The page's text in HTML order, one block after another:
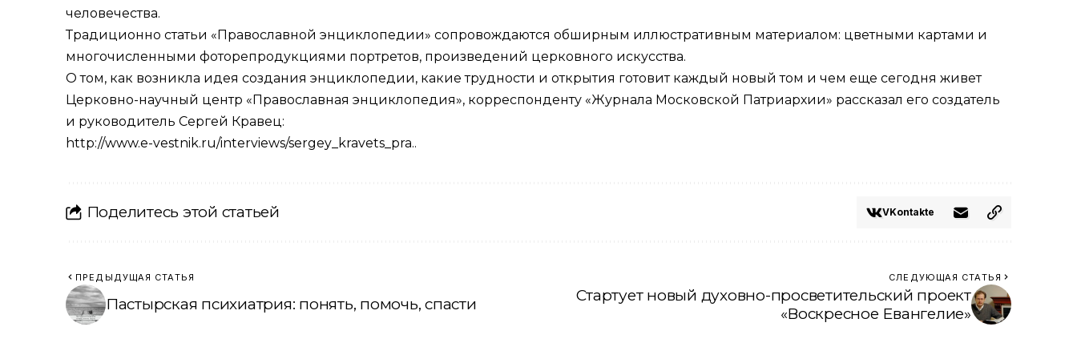
человечества.
Традиционно статьи «Православной энциклопедии» сопровождаются обширным иллюстративным материалом: цветными картами и
многочисленными фоторепродукциями портретов, произведений церковного искусства.
О том, как возникла идея создания энциклопедии, какие трудности и открытия готовит каждый новый том и чем еще сегодня живет
Церковно-научный центр «Православная энциклопедия», корреспонденту «Журнала Московской Патриархии» рассказал его создатель
и руководитель Сергей Кравец:
http://www.e-vestnik.ru/interviews/sergey_kravets_pra..
Поделитесь этой статьей VKontakte
ПРЕДЫДУЩАЯ СТАТЬЯ
Пастырская психиатрия: понять, помочь, спасти
СЛЕДУЮЩАЯ СТАТЬЯ
Стартует новый духовно-просветительский проект
«Воскресное Евангелие»